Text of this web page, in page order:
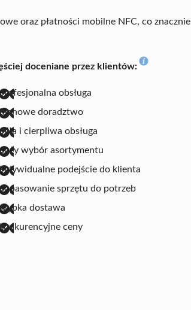
oraz płatności mobilne NFC, co znacznie
doceniane przez klientów:
obsługa
doradztwo
i cierpliwa obsługa
wybór asortymentu
podejście do klienta
sprzętu do potrzeb
dostawa
ceny